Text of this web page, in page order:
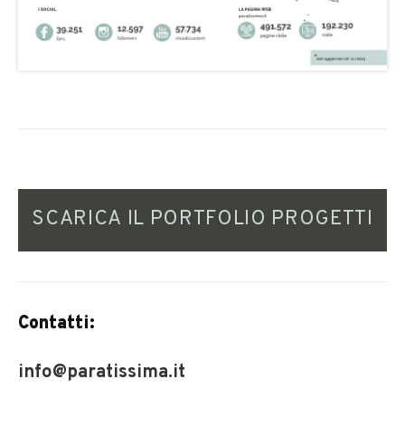
SCARICA IL PORTFOLIO PROGETTI
Contatti:
info@paratissima.it